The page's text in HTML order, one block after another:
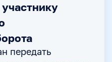
передать